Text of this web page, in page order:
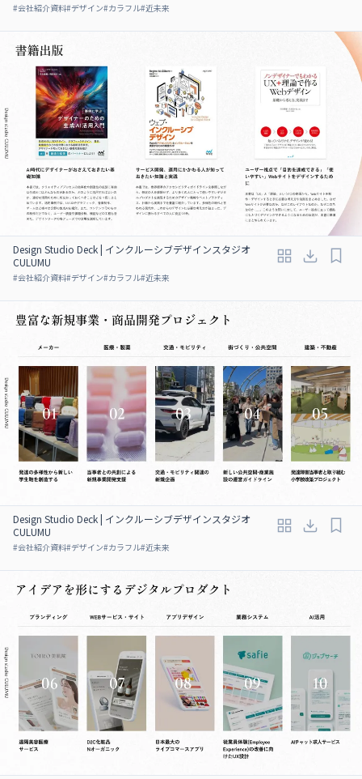
#会社紹介資料#デザイン#カラフル#近未来
Design Studio Deck | インクルーシブデザインスタジオ
CULUMU
#会社紹介資料#デザイン#カラフル#近未来
Design Studio Deck | インクルーシブデザインスタジオ
CULUMU
#会社紹介資料#デザイン#カラフル#近未来